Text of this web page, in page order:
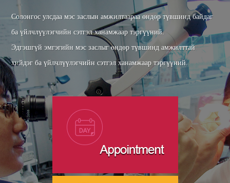
Солонгос улсдаа мэс заслын амжилтаараа өндөр түвшинд байдаг
ба үйлчлүүлэгчийн сэтгэл ханамжаар тэргүүний.
Эдгэшгүй эмгэгийн мэс заслыг өндөр түвшинд амжилттай
хийдэг ба үйлчлүүлэгчийн сэтгэл ханамжаар тэргүүний.